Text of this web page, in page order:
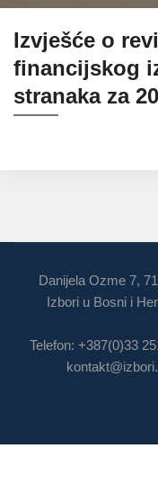
Izvješće o
financijskog
stranaka za
Danijela Ozme 7,
Izbori u Bosni i
Telefon: +387(0)33